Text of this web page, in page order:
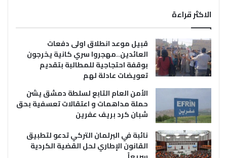
الاكثر قراءة
قبيل موعد انطلاق اولى دفعات
العائدين..مهجروا سري كانية يخرجون
بوقفة احتجاجية للمطالبة بتقديم
تعويضات عادلة لهم
الأمن العام التابع لسلطة دمشق يشن
حملة مداهمات و اعتقالات تعسفية بحق
شبان كرد بريف عفرين
نائبة في البرلمان التركي تدعو لتطبيق
القانون الإطاري لحل القضية الكردية